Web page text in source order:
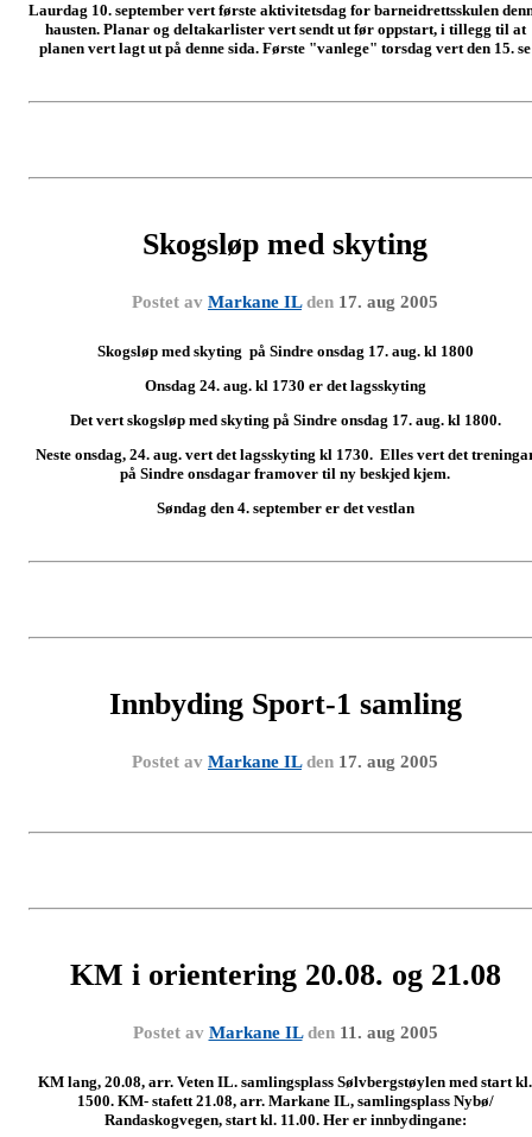
Laurdag 10. september vert første aktivitetsdag for barneidrettsskulen
hausten. Planar og deltakarlister vert sendt ut før oppstart, i tillegg til at
planen vert lagt ut på denne sida. Første "vanlege" torsdag vert den 15. se
Skogsløp med skyting
Postet av Markane ILden 17. aug 2005
Skogsløp med skyting på Sindre onsdag 17. aug. kl 1800
Onsdag 24. aug. kl 1730 er det lagsskyting
Det vert skogsløp med skyting på Sindre onsdag 17. aug. kl 1800.
Neste onsdag, 24. aug. vert det lagsskyting kl 1730. Elles vert det
på Sindre onsdagar framover til ny beskjed kjem.
Søndag den 4. september er det vestlan
Innbyding Sport-1 samling
Postet av Markane ILden 17. aug 2005
KM i orientering 20.08. og 21.08
Postet av Markane ILden 11. aug 2005
KM lang, 20.08, arr. Veten IL. samlingsplass Sølvbergstøylen med start kl.
1500. KM- stafett 21.08, arr. Markane IL, samlingsplass Nybø/
Randaskogvegen, start kl. 11.00. Her er innbydingane: